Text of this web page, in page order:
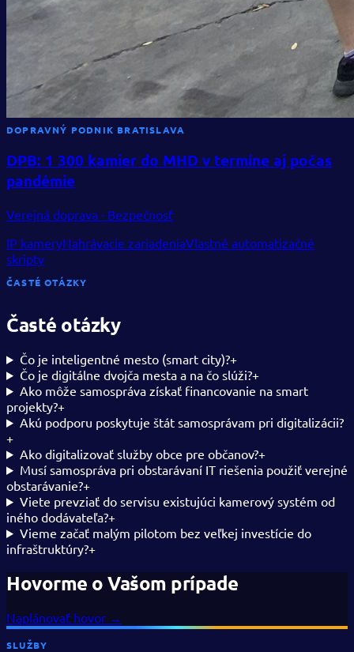
DOPRAVNÝ PODNIK BRATISLAVA
DPB: 1 300 kamier do MHD v termíne aj počas
pandémie
Verejná doprava · Bezpečnosť
IP kameryNahrávacie zariadeniaVlastné automatizačné
skripty
ČASTÉ OTÁZKY
Časté otázky
Čo je inteligentné mesto (smart city)?+
Čo je digitálne dvojča mesta a na čo slúži?+
Ako môže samospráva získať financovanie na smart
projekty?+
Akú podporu poskytuje štát samosprávam pri digitalizácii?
+
Ako digitalizovať služby obce pre občanov?+
Musí samospráva pri obstarávaní IT riešenia použiť verejné
obstarávanie?+
Viete prevziať do servisu existujúci kamerový systém od
iného dodávateľa?+
Vieme začať malým pilotom bez veľkej investície do
infraštruktúry?+
Hovorme o Vašom prípade
Naplánovať hovor →
SLUŽBY